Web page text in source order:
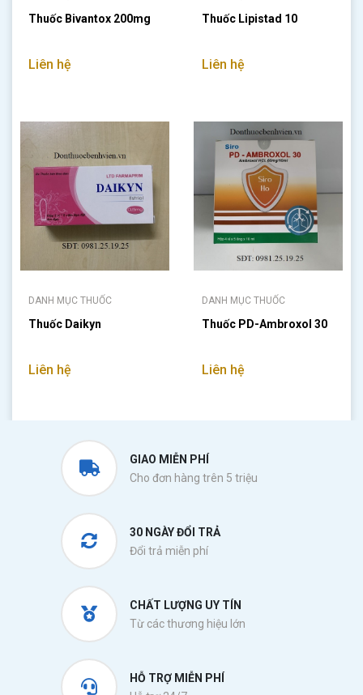
Thuốc Bivantox 200mg
Liên hệ
Thuốc Lipistad 10
Liên hệ
DANH MỤC THUỐC
Thuốc Daikyn
Liên hệ
DANH MỤC THUỐC
Thuốc PD-Ambroxol 30
Liên hệ
GIAO MIỄN PHÍ
Cho đơn hàng trên 5 triệu
30 NGÀY ĐỔI TRẢ
Đổi trả miễn phí
CHẤT LƯỢNG UY TÍN
Từ các thương hiệu lớn
HỖ TRỢ MIỄN PHÍ